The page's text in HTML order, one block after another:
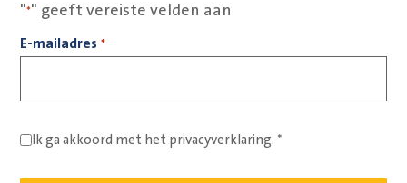
"*" geeft vereiste velden aan
E-mailadres *
Ik ga akkoord met het privacyverklaring. *